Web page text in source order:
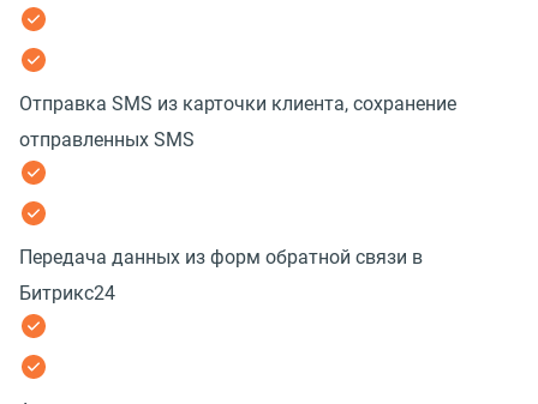
Отправка SMS из карточки клиента, сохранение
отправленных SMS
Передача данных из форм обратной связи в
Битрикс24